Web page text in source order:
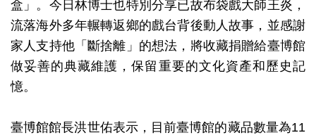
務
政
府
公
資
盒」。今日林博士也特別分享已故布袋戲大師王炎，
流落海外多年輾轉返鄉的戲台背後動人故事，並感謝
家人支持他「斷捨離」的想法，將收藏捐贈給臺博館
做妥善的典藏維護，保留重要的文化資產和歷史記
憶。
臺博館館長洪世佑表示，目前臺博館的藏品數量為11